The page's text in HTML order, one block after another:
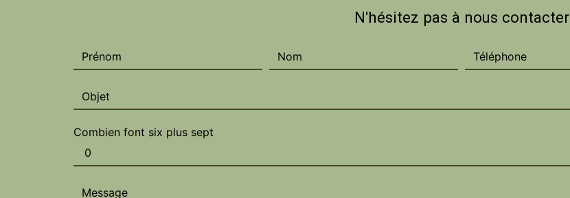
N'hésitez pas à nous contacter
Combien font six plus sept